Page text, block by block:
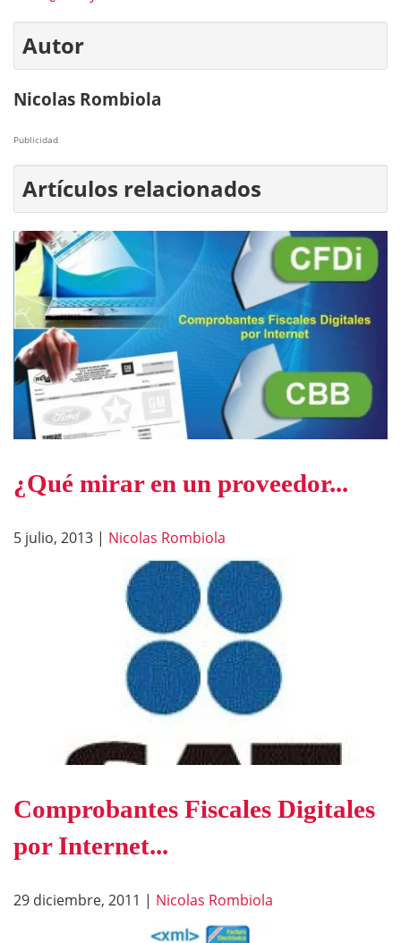
Autor
Nicolas Rombiola
Publicidad
Artículos relacionados
¿Qué mirar en un proveedor...
5 julio, 2013 | Nicolas Rombiola
Comprobantes Fiscales Digitales
por Internet...
29 diciembre, 2011 | Nicolas Rombiola